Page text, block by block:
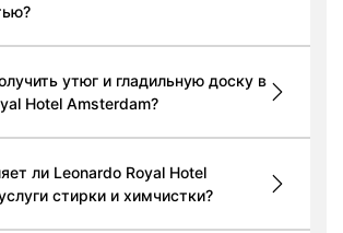
утюг и гладильную доску в
Hotel Amsterdam?
ли Leonardo Royal Hotel
стирки и химчистки?